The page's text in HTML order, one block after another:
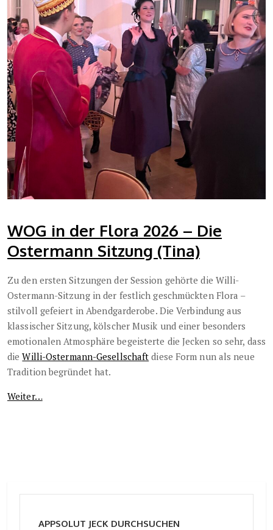
WOG in der Flora 2026 – Die
Ostermann Sitzung (Tina)
Zu den ersten Sitzungen der Session gehörte die Willi-
Ostermann-Sitzung in der festlich geschmückten Flora –
stilvoll gefeiert in Abendgarderobe. Die Verbindung aus
klassischer Sitzung, kölscher Musik und einer besonders
emotionalen Atmosphäre begeisterte die Jecken so sehr, dass
dieWilli-Ostermann-Gesellschaft diese Form nun als neue
Tradition begründet hat.
Weiter…
APPSOLUT JECK DURCHSUCHEN